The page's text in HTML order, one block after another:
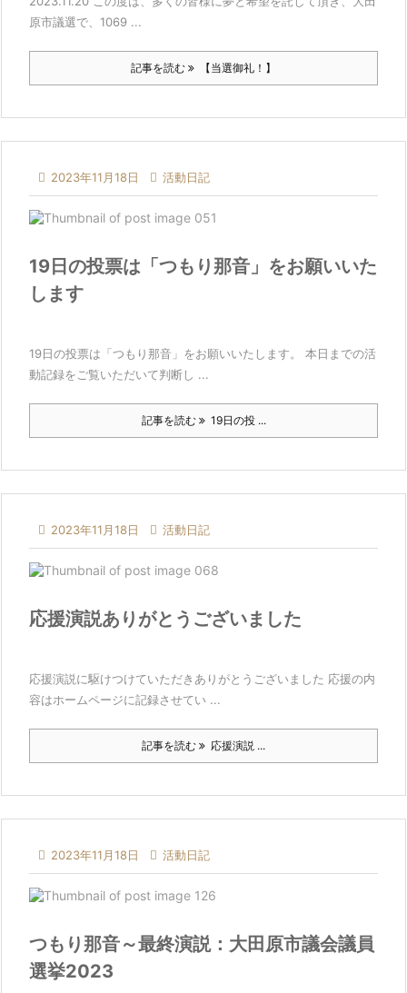
原市議選で、1069 ...
記事を読む 【当選御礼！】
 2023年11月18日  活動日記
19日の投票は「つもり那音」をお願いいた
します
19日の投票は「つもり那音」をお願いいたします。 本日までの活
動記録をご覧いただいて判断し ...
記事を読む 19日の投 ...
 2023年11月18日  活動日記
応援演説ありがとうございました
応援演説に駆けつけていただきありがとうございました 応援の内
容はホームページに記録させてい ...
記事を読む 応援演説 ...
 2023年11月18日  活動日記
つもり那音～最終演説：大田原市議会議員
選挙2023